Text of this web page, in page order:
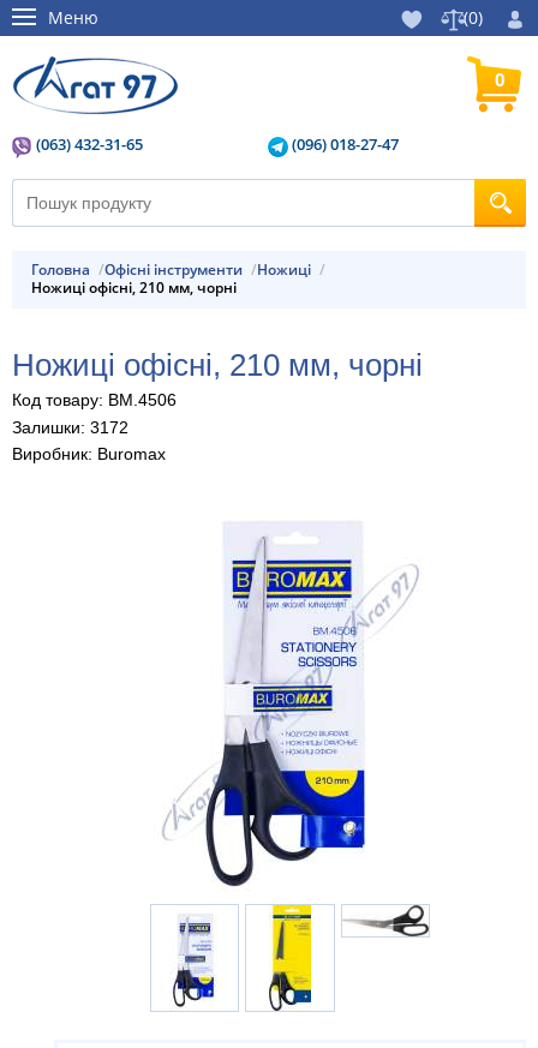
Меню (0)
(063) 432-31-65 (096) 018-27-47
0
Головна Офісні інструменти
Ножиці
Ножиці офісні, 210 мм, чорні
Ножиці офісні, 210 мм, чорні
Код товару: BM.4506
Залишки: 3172
Виробник: Buromax